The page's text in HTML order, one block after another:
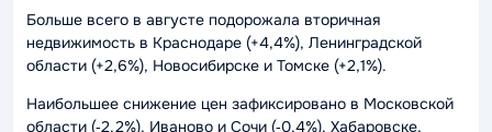
Больше всего в августе подорожала вторичная
недвижимость в Краснодаре (+4,4%), Ленинградской
области (+2,6%), Новосибирске и Томске (+2,1%).
Наибольшее снижение цен зафиксировано в Московской
области (‑2,2%), Иваново и Сочи (‑0,4%), Хабаровске,